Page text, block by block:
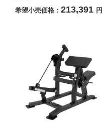
希望小売価格： 213,391 円